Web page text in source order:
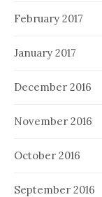
February 2017
January 2017
December 2016
November 2016
October 2016
September 2016